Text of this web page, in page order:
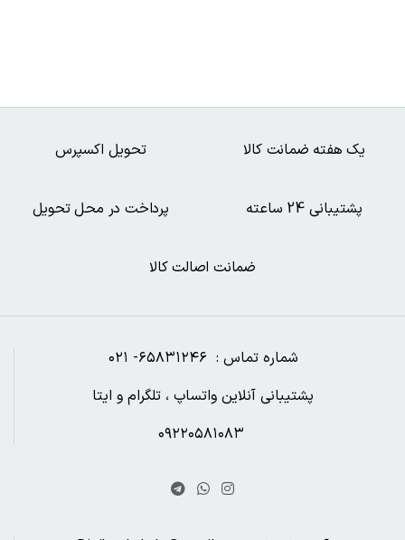
ضمانت اصالت کالا
پرداخت در محل تحویل پشتیبانی 24 ساعته
تحویل اکسپرس یک هفته ضمانت کالا
شماره تماس : ۶۵۸۳۱۲۴۶- ۰۲۱
پشتیبانی آنلاین واتساپ ، تلگرام و ایتا